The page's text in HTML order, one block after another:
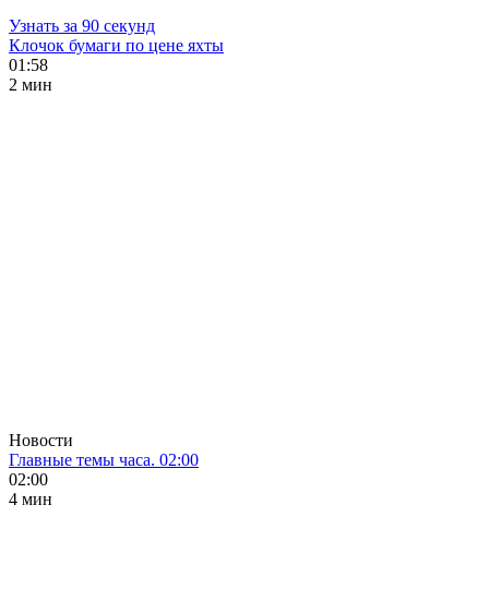
Узнать за 90 секунд
Клочок бумаги по цене яхты
01:58
2 мин
Новости
Главные темы часа. 02:00
02:00
4 мин